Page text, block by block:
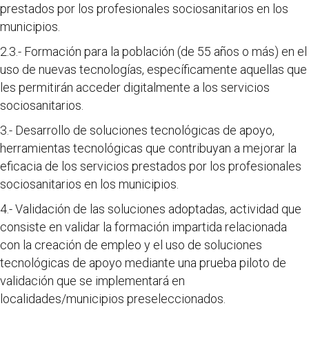
prestados por los profesionales sociosanitarios en los
municipios.
2.3.- Formación para la población (de 55 años o más) en el
uso de nuevas tecnologías, específicamente aquellas que
les permitirán acceder digitalmente a los servicios
sociosanitarios.
3.- Desarrollo de soluciones tecnológicas de apoyo,
herramientas tecnológicas que contribuyan a mejorar la
eficacia de los servicios prestados por los profesionales
sociosanitarios en los municipios.
4.- Validación de las soluciones adoptadas, actividad que
consiste en validar la formación impartida relacionada
con la creación de empleo y el uso de soluciones
tecnológicas de apoyo mediante una prueba piloto de
validación que se implementará en
localidades/municipios preseleccionados.